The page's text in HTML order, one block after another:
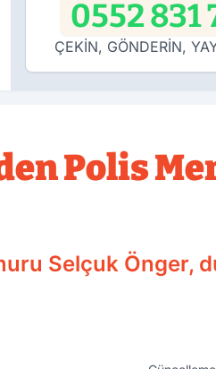
0552 831
ÇEKİN, GÖNDERİN,
Polis
Selçuk Önger,